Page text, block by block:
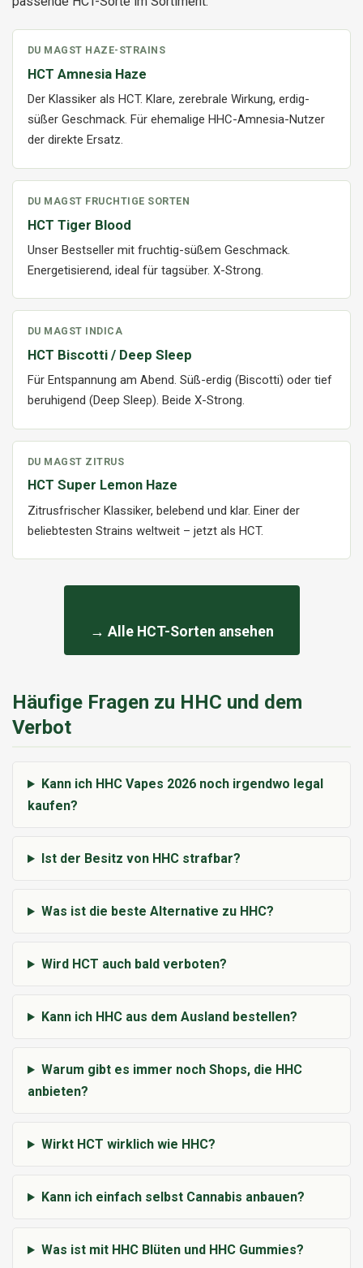
DU MAGST HAZE-STRAINS
HCT Amnesia Haze
Der Klassiker als HCT. Klare, zerebrale Wirkung, erdig-
süßer Geschmack. Für ehemalige HHC-Amnesia-Nutzer
der direkte Ersatz.
DU MAGST FRUCHTIGE SORTEN
HCT Tiger Blood
Unser Bestseller mit fruchtig-süßem Geschmack.
Energetisierend, ideal für tagsüber. X-Strong.
DU MAGST INDICA
HCT Biscotti / Deep Sleep
Für Entspannung am Abend. Süß-erdig (Biscotti) oder tief
beruhigend (Deep Sleep). Beide X-Strong.
DU MAGST ZITRUS
HCT Super Lemon Haze
Zitrusfrischer Klassiker, belebend und klar. Einer der
beliebtesten Strains weltweit – jetzt als HCT.
→ Alle HCT-Sorten ansehen
Häufige Fragen zu HHC und dem
Verbot
Kann ich HHC Vapes 2026 noch irgendwo legal
kaufen?
Ist der Besitz von HHC strafbar?
Was ist die beste Alternative zu HHC?
Wird HCT auch bald verboten?
Kann ich HHC aus dem Ausland bestellen?
Warum gibt es immer noch Shops, die HHC
anbieten?
Wirkt HCT wirklich wie HHC?
Kann ich einfach selbst Cannabis anbauen?
Was ist mit HHC Blüten und HHC Gummies?